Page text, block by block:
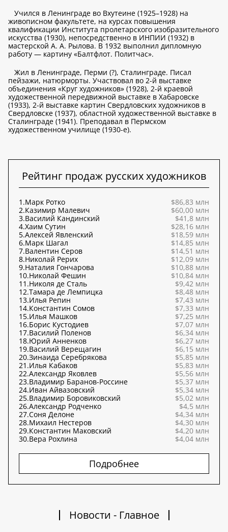
Учился в Ленинграде во Вхутеине (1925–1928) на
живописном факультете, на курсах повышения
квалификации Института пролетарского изобразительного
искусства (1930), непосредственно в ИНПИИ (1932) в
мастерской А. А. Рылова. В 1932 выполнил дипломную
работу — картину «Балтфлот. Политчас».
Жил в Ленинграде, Перми (?), Сталинграде. Писал
пейзажи, натюрморты. Участвовал во 2-й выставке
объединения «Круг художников» (1928), 2-й краевой
художественной передвижной выставке в Хабаровске
(1933), 2-й выставке картин Свердловских художников в
Свердловске (1937), областной художественной выставке в
Сталинграде (1941). Преподавал в Пермском
художественном училище (1930-е).
Рейтинг продаж русских художников
1.Марк Ротко
$86,83 млн
2.Казимир Малевич
$60,00 млн
3.Василий Кандинский
$41,8 млн
4.Хаим Сутин
$28,16 млн
5.Алексей Явленский
$18,59 млн
6.Марк Шагал
$14,85 млн
7.Валентин Серов
$14,51 млн
8.Николай Рерих
$12,09 млн
9.Наталия Гончарова
$10,88 млн
10.Николай Фешин
$10,84 млн
11.Николя де Сталь
$9,42 млн
12.Тамара де Лемпицка
$8,48 млн
13.Илья Репин
$7,43 млн
14.Константин Сомов
$7,33 млн
15.Илья Машков
$7,25 млн
16.Борис Кустодиев
$7,07 млн
17.Василий Поленов
$6,34 млн
18.Юрий Анненков
$6,27 млн
19.Василий Верещагин
$6,15 млн
20.Зинаида Серебрякова
$5,85 млн
21.Илья Кабаков
$5,83 млн
22.Александр Яковлев
$5,56 млн
23.Владимир Баранов-Россине
$5,37 млн
24.Иван Айвазовский
$5,34 млн
25.Владимир Боровиковский
$5,02 млн
26.Александр Родченко
$4,5 млн
27.Соня Делоне
$4,34 млн
28.Михаил Нестеров
$4,30 млн
29.Константин Маковский
$4,20 млн
30.Вера Рохлина $4,04 млн
Подробнее
Новости - Главное